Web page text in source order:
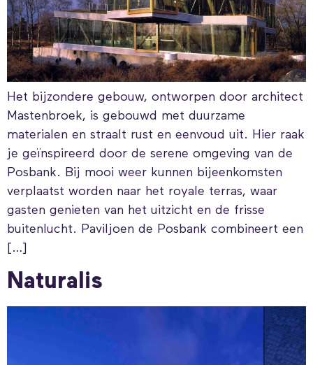
Het bijzondere gebouw, ontworpen door architect
Mastenbroek, is gebouwd met duurzame
materialen en straalt rust en eenvoud uit. Hier raak
je geïnspireerd door de serene omgeving van de
Posbank. Bij mooi weer kunnen bijeenkomsten
verplaatst worden naar het royale terras, waar
gasten genieten van het uitzicht en de frisse
buitenlucht. Paviljoen de Posbank combineert een
[…]
Naturalis